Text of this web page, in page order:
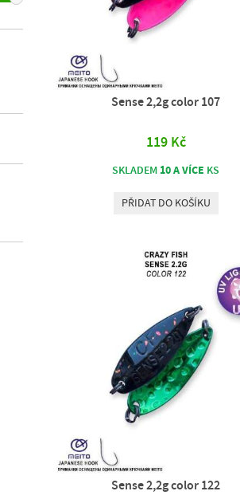
Sense 2,2g color 107
119 Kč
SKLADEM 10 A VÍCE KS
PŘIDAT DO KOŠÍKU
Sense 2,2g color 122